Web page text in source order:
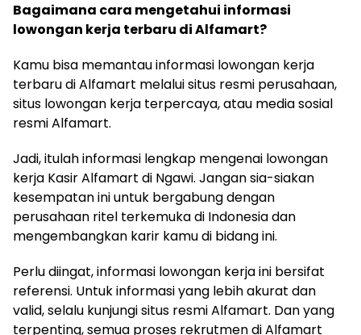
Bagaimana cara mengetahui informasi
lowongan kerja terbaru di Alfamart?
Kamu bisa memantau informasi lowongan kerja
terbaru di Alfamart melalui situs resmi perusahaan,
situs lowongan kerja terpercaya, atau media sosial
resmi Alfamart.
Jadi, itulah informasi lengkap mengenai lowongan
kerja Kasir Alfamart di Ngawi. Jangan sia-siakan
kesempatan ini untuk bergabung dengan
perusahaan ritel terkemuka di Indonesia dan
mengembangkan karir kamu di bidang ini.
Perlu diingat, informasi lowongan kerja ini bersifat
referensi. Untuk informasi yang lebih akurat dan
valid, selalu kunjungi situs resmi Alfamart. Dan yang
terpenting, semua proses rekrutmen di Alfamart